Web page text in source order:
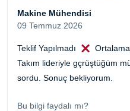
Makine Mühendisi
09 Temmuz 2026
Teklif Yapılmadı
Takım lideriyle gçrüştüğüm
sordu. Sonuç bekliyorum.
Bu bilgi faydalı mı?